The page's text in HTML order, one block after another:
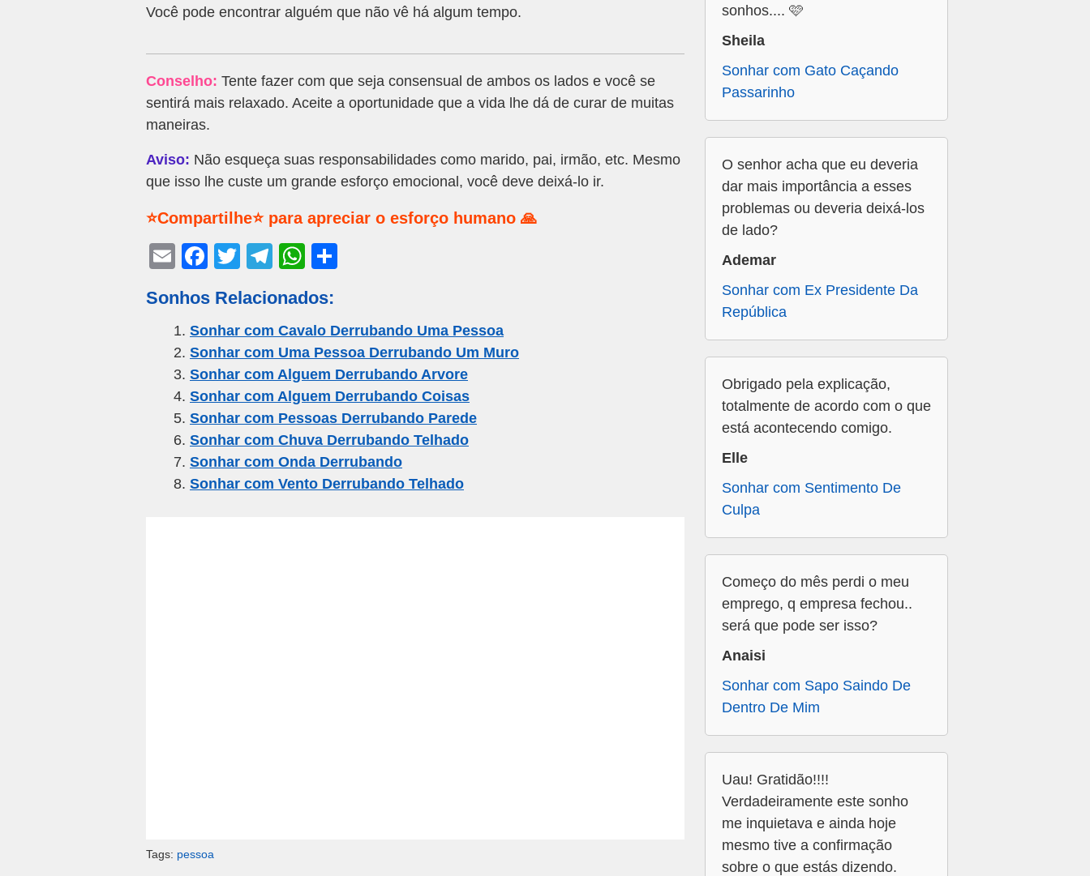
Você pode encontrar alguém que não vê há algum tempo.
Conselho: Tente fazer com que seja consensual de ambos os lados e você se
sentirá mais relaxado. Aceite a oportunidade que a vida lhe dá de curar de muitas
maneiras.
Aviso: Não esqueça suas responsabilidades como marido, pai, irmão, etc. Mesmo
que isso lhe custe um grande esforço emocional, você deve deixá-lo ir.
⭐Compartilhe⭐ para apreciar o esforço humano 🙏
E
ail
F
c
e
b
o
o
k
T
tt
er
T
e
gr
a
m
W
at
s
A
p
p
e
Sonhos Relacionados:
Sonhar com Cavalo Derrubando Uma Pessoa
Sonhar com Uma Pessoa Derrubando Um Muro
Sonhar com Alguem Derrubando Arvore
Sonhar com Alguem Derrubando Coisas
Sonhar com Pessoas Derrubando Parede
Sonhar com Chuva Derrubando Telhado
Sonhar com Onda Derrubando
Sonhar com Vento Derrubando Telhado
Tags: pessoa
sonhos.... 🩷
Sheila
Sonhar com Gato Caçando
Passarinho
O senhor acha que eu deveria
dar mais importância a esses
problemas ou deveria deixá-los
de lado?
Ademar
Sonhar com Ex Presidente Da
República
Obrigado pela explicação,
totalmente de acordo com o que
está acontecendo comigo.
Elle
Sonhar com Sentimento De
Culpa
Começo do mês perdi o meu
emprego, q empresa fechou..
será que pode ser isso?
Anaisi
Sonhar com Sapo Saindo De
Dentro De Mim
Uau! Gratidão!!!!
Verdadeiramente este sonho
me inquietava e ainda hoje
mesmo tive a confirmação
sobre o que estás dizendo.